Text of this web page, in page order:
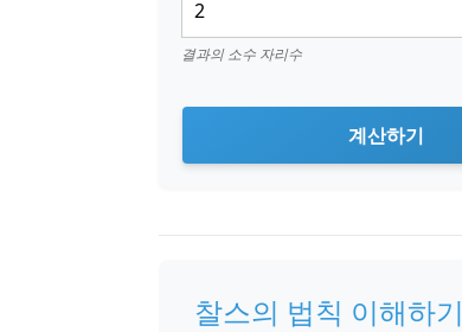
결과의 소수 자리수
계산하기
찰스의 법칙 이해하기